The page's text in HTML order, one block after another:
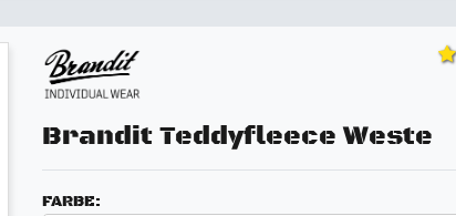
Brandit Teddyfleece Weste
FARBE: